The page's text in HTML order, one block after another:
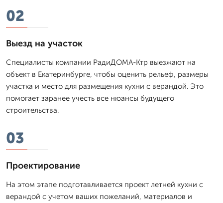
02
Выезд на участок
Специалисты компании РадиДОМА-Ктр выезжают на
объект в Екатеринбурге, чтобы оценить рельеф, размеры
участка и место для размещения кухни с верандой. Это
помогает заранее учесть все нюансы будущего
строительства.
03
Проектирование
На этом этапе подготавливается проект летней кухни с
верандой с учетом ваших пожеланий, материалов и